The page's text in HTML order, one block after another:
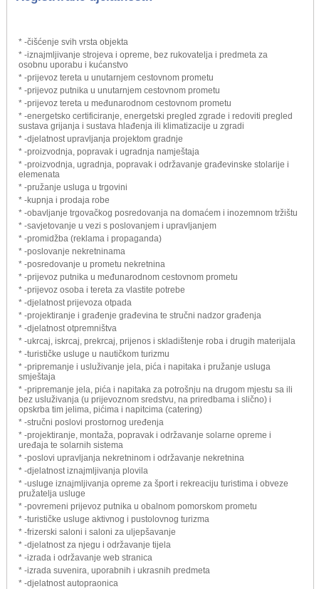
* -čišćenje svih vrsta objekta
* -iznajmljivanje strojeva i opreme, bez rukovatelja i predmeta za
osobnu uporabu i kućanstvo
* -prijevoz tereta u unutarnjem cestovnom prometu
* -prijevoz putnika u unutarnjem cestovnom prometu
* -prijevoz tereta u međunarodnom cestovnom prometu
* -energetsko certificiranje, energetski pregled zgrade i redoviti pregled
sustava grijanja i sustava hlađenja ili klimatizacije u zgradi
* -djelatnost upravljanja projektom gradnje
* -proizvodnja, popravak i ugradnja namještaja
* -proizvodnja, ugradnja, popravak i održavanje građevinske stolarije i
elemenata
* -pružanje usluga u trgovini
* -kupnja i prodaja robe
* -obavljanje trgovačkog posredovanja na domaćem i inozemnom tržištu
* -savjetovanje u vezi s poslovanjem i upravljanjem
* -promidžba (reklama i propaganda)
* -poslovanje nekretninama
* -posredovanje u prometu nekretnina
* -prijevoz putnika u međunarodnom cestovnom prometu
* -prijevoz osoba i tereta za vlastite potrebe
* -djelatnost prijevoza otpada
* -projektiranje i građenje građevina te stručni nadzor građenja
* -djelatnost otpremništva
* -ukrcaj, iskrcaj, prekrcaj, prijenos i skladištenje roba i drugih materijala
* -turističke usluge u nautičkom turizmu
* -pripremanje i usluživanje jela, pića i napitaka i pružanje usluga
smještaja
* -pripremanje jela, pića i napitaka za potrošnju na drugom mjestu sa ili
bez usluživanja (u prijevoznom sredstvu, na priredbama i slično) i
opskrba tim jelima, pićima i napitcima (catering)
* -stručni poslovi prostornog uređenja
* -projektiranje, montaža, popravak i održavanje solarne opreme i
uređaja te solarnih sistema
* -poslovi upravljanja nekretninom i održavanje nekretnina
* -djelatnost iznajmljivanja plovila
* -usluge iznajmljivanja opreme za šport i rekreaciju turistima i obveze
pružatelja usluge
* -povremeni prijevoz putnika u obalnom pomorskom prometu
* -turističke usluge aktivnog i pustolovnog turizma
* -frizerski saloni i saloni za uljepšavanje
* -djelatnost za njegu i održavanje tijela
* -izrada i održavanje web stranica
* -izrada suvenira, uporabnih i ukrasnih predmeta
* -djelatnost autopraonica